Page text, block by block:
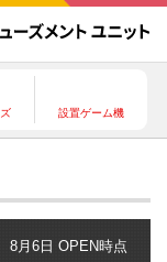
設置ゲーム機
8月6日 OPEN時点